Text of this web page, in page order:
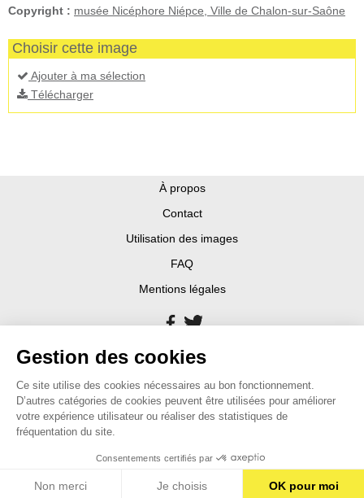
Copyright : musée Nicéphore Niépce, Ville de Chalon-sur-Saône
Choisir cette image
Ajouter à ma sélection
Télécharger
À propos
Contact
Utilisation des images
FAQ
Mentions légales
Gestion des cookies
Ce site utilise des cookies nécessaires au bon fonctionnement.
D’autres catégories de cookies peuvent être utilisées pour améliorer
votre expérience utilisateur ou réaliser des statistiques de
fréquentation du site.
Consentements certifiés par
Non merci Je choisis OK pour moi